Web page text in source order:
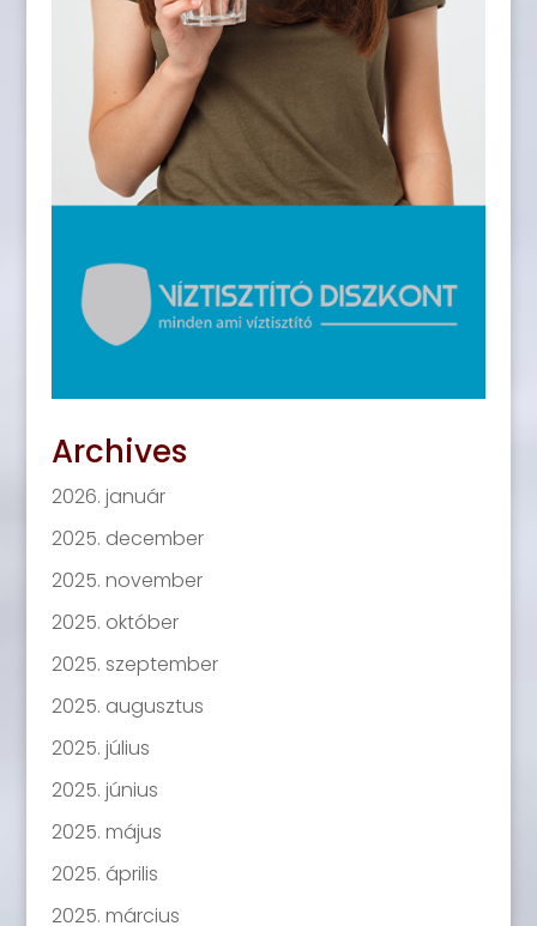
Archives
2026. január
2025. december
2025. november
2025. október
2025. szeptember
2025. augusztus
2025. július
2025. június
2025. május
2025. április
2025. március